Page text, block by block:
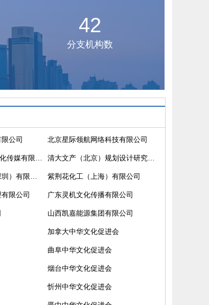
42
分支机构数
公司 北京星际领航网络科技有限公司
紫荆花化工（上海）有限公司
限公司 广东灵机文化传播有限公司
山西凯嘉能源集团有限公司
加拿大中华文化促进会
曲阜中华文化促进会
烟台中华文化促进会
忻州中华文化促进会